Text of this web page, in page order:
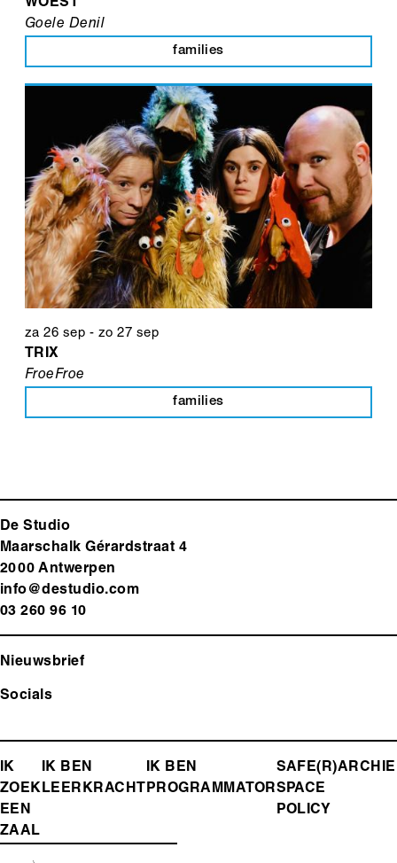
WOEST
Goele Denil
families
za 26 sep - zo 27 sep
TRIX
FroeFroe
families
De Studio
Maarschalk Gérardstraat 4
2000 Antwerpen
info@destudio.com
03 260 96 10
Nieuwsbrief
Socials
FOOTER-
MENU
IK
ZOEK
EEN
ZAAL
IK BEN
LEERKRACHT
IK BEN
PROGRAMMATOR
SAFE(R)
SPACE
POLICY